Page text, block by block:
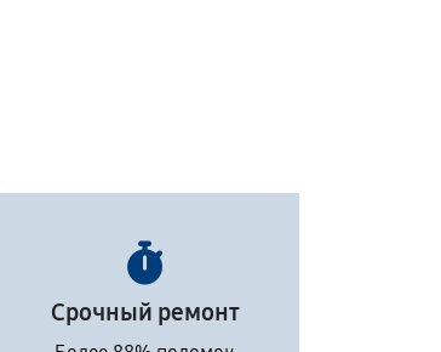
Срочный ремонт